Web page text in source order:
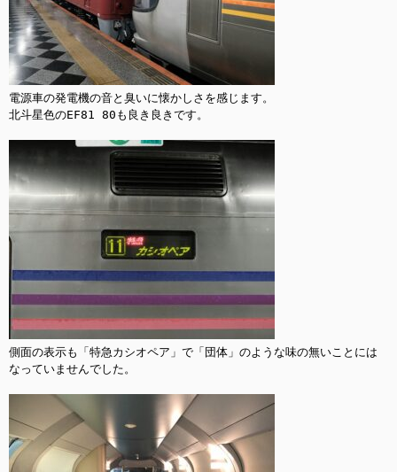
電源車の発電機の音と臭いに懐かしさを感じます。
北斗星色のEF81 80も良き良きです。
側面の表示も「特急カシオペア」で「団体」のような味の無いことには
なっていませんでした。